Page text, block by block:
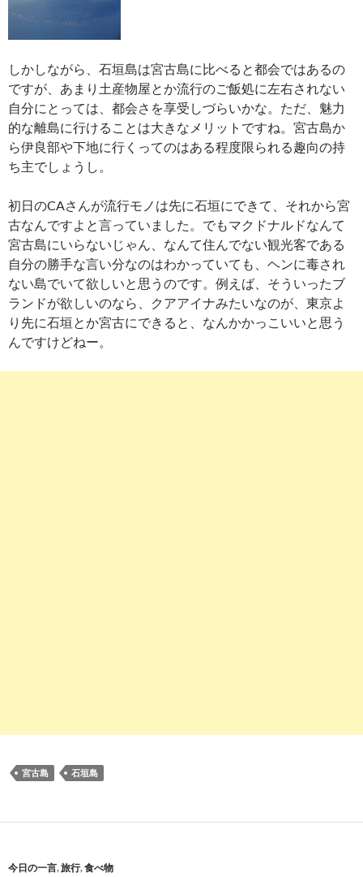
しかしながら、石垣島は宮古島に比べると都会ではあるの
ですが、あまり土産物屋とか流行のご飯処に左右されない
自分にとっては、都会さを享受しづらいかな。ただ、魅力
的な離島に行けることは大きなメリットですね。宮古島か
ら伊良部や下地に行くってのはある程度限られる趣向の持
ち主でしょうし。
初日のCAさんが流行モノは先に石垣にできて、それから宮
古なんですよと言っていました。でもマクドナルドなんて
宮古島にいらないじゃん、なんて住んでない観光客である
自分の勝手な言い分なのはわかっていても、ヘンに毒され
ない島でいて欲しいと思うのです。例えば、そういったブ
ランドが欲しいのなら、クアアイナみたいなのが、東京よ
り先に石垣とか宮古にできると、なんかかっこいいと思う
んですけどねー。
宮古島 石垣島
今日の一言,旅行,食べ物